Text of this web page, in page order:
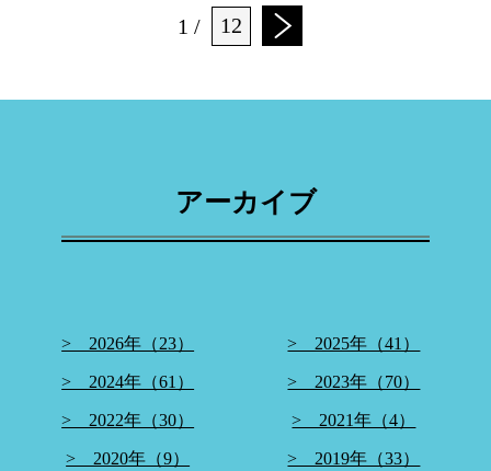
1 / 12
アーカイブ
> 2026年（23） > 2025年（41）
> 2024年（61） > 2023年（70）
> 2022年（30） > 2021年（4）
> 2020年（9） > 2019年（33）